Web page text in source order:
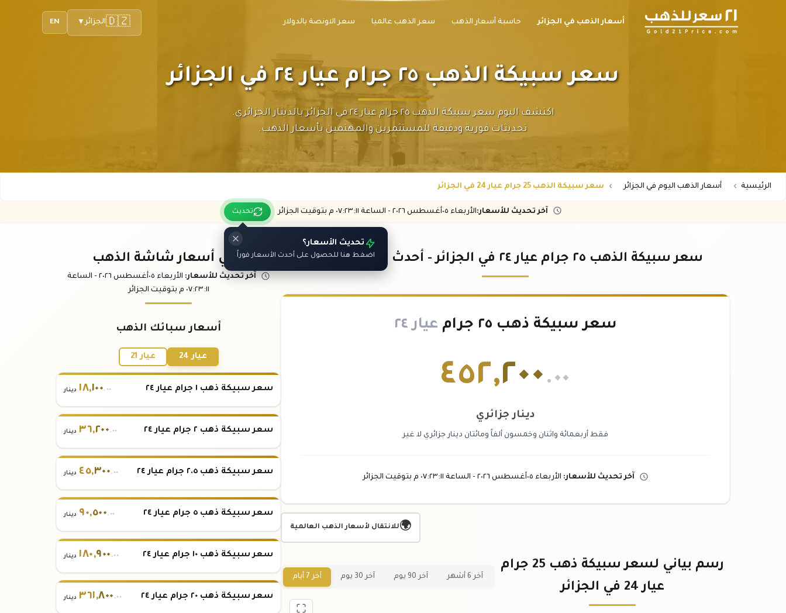
أسعار الذهب في الجزائر حاسبة أسعار الذهب سعر الذهب عالميا سعر الاونصة بالدولار EN 🇩🇿الجزائر▼
سعر سبيكة الذهب ٢٥ جرام عيار ٢٤ في الجزائر
اكتشف اليوم سعر سبيكة الذهب ٢٥ جرام عيار ٢٤ في الجزائر بالدينار الجزائري.
تحديثات فورية ودقيقة للمستثمرين والمهتمين بأسعار الذهب.
الرئيسية أسعار الذهب اليوم في الجزائر سعر سبيكة الذهب 25 جرام عيار 24 في الجزائر
آخر تحديث للأسعار:الأربعاء ٠٥ أغسطس ٢٠٢٦ - الساعة :١١ م بتوقيت الجزائر تحديث
تحديث الأسعار؟
اضغط هنا للحصول على أحدث الأسعار فوراً سعر سبيكة الذهب ٢٥ جرام عيار ٢٤ في الجزائر - أحدث الأسعار اليوم
سعر سبيكة ذهب ٢٥ جرام عيار ٢٤
٤٥٢,٢٠٠ .٠٠
دينار جزائري
فقط أربعمائة واثنان وخمسون ألفاً ومائتان دينار جزائري لا غير
آخر تحديث للأسعار: الأربعاء ٠٥ أغسطس ٢٠٢٦ - الساعة :١١ م بتوقيت الجزائر
🌍للانتقال لأسعار الذهب العالمية
رسم بياني لسعر سبيكة ذهب 25 جرام
عيار 24 في الجزائر
آخر 6 أشهر آخر 90 يوم آخر 30 يوم آخر 7 أيام
باقي أسعار شاشة الذهب
آخر تحديث للأسعار: الأربعاء ٠٥ أغسطس ٢٠٢٦ -
الساعة
٠٧:٢٣:١١ م بتوقيت الجزائر
أسعار سبائك الذهب
عيار 24 عيار 21
سعر سبيكة ذهب ١ جرام عيار ٢٤ ١٨,١٠٠.٠٠ دينار
سعر سبيكة ذهب ٢ جرام عيار ٢٤ ٣٦,٢٠٠.٠٠ دينار
سعر سبيكة ذهب ٢.٥ جرام عيار ٢٤ ٤٥,٣٠٠.٠٠ دينار
سعر سبيكة ذهب ٥ جرام عيار ٢٤ ٩٠,٥٠٠.٠٠ دينار
سعر سبيكة ذهب ١٠ جرام عيار ٢٤ ١٨٠,٩٠٠ .٠٠ دينار
سعر سبيكة ذهب ٢٠ جرام عيار ٢٤ ٣٦١,٨٠٠ .٠٠ دينار